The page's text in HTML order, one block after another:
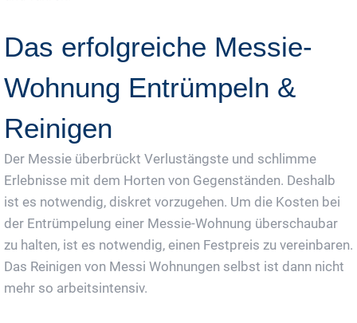
Das erfolgreiche Messie-
Wohnung Entrümpeln &
Reinigen
Der Messie überbrückt Verlustängste und schlimme
Erlebnisse mit dem Horten von Gegenständen. Deshalb
ist es notwendig, diskret vorzugehen. Um die Kosten bei
der Entrümpelung einer Messie-Wohnung überschaubar
zu halten, ist es notwendig, einen Festpreis zu vereinbaren.
Das Reinigen von Messi Wohnungen selbst ist dann nicht
mehr so arbeitsintensiv.